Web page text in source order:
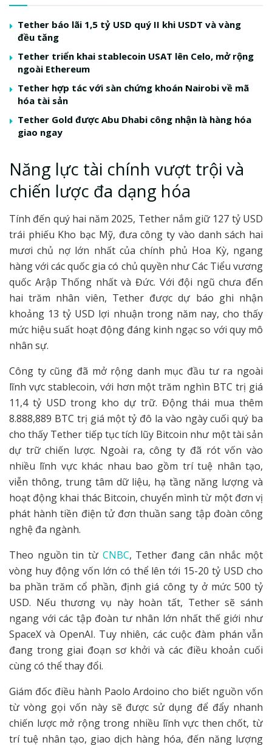
Tether báo lãi 1,5 tỷ USD quý II khi USDT và vàng
đều tăng
Tether triển khai stablecoin USAT lên Celo, mở rộng
ngoài Ethereum
Tether hợp tác với sàn chứng khoán Nairobi về mã
hóa tài sản
Tether Gold được Abu Dhabi công nhận là hàng hóa
giao ngay
Năng lực tài chính vượt trội và
chiến lược đa dạng hóa
Tính đến quý hai năm 2025, Tether nắm giữ 127 tỷ USD
trái phiếu Kho bạc Mỹ, đưa công ty vào danh sách hai
mươi chủ nợ lớn nhất của chính phủ Hoa Kỳ, ngang
hàng với các quốc gia có chủ quyền như Các Tiểu vương
quốc Arập Thống nhất và Đức. Với đội ngũ chưa đến
hai trăm nhân viên, Tether được dự báo ghi nhận
khoảng 13 tỷ USD lợi nhuận trong năm nay, cho thấy
mức hiệu suất hoạt động đáng kinh ngạc so với quy mô
nhân sự.
Công ty cũng đã mở rộng danh mục đầu tư ra ngoài
lĩnh vực stablecoin, với hơn một trăm nghìn BTC trị giá
11,4 tỷ USD trong kho dự trữ. Động thái mua thêm
8.888,889 BTC trị giá một tỷ đô la vào ngày cuối quý ba
cho thấy Tether tiếp tục tích lũy Bitcoin như một tài sản
dự trữ chiến lược. Ngoài ra, công ty đã rót vốn vào
nhiều lĩnh vực khác nhau bao gồm trí tuệ nhân tạo,
viễn thông, trung tâm dữ liệu, hạ tầng năng lượng và
hoạt động khai thác Bitcoin, chuyển mình từ một đơn vị
phát hành tiền điện tử đơn thuần sang tập đoàn công
nghệ đa ngành.
Theo nguồn tin từ CNBC, Tether đang cân nhắc một
vòng huy động vốn lớn có thể lên tới 15-20 tỷ USD cho
ba phần trăm cổ phần, định giá công ty ở mức 500 tỷ
USD. Nếu thương vụ này hoàn tất, Tether sẽ sánh
ngang với các tập đoàn tư nhân lớn nhất thế giới như
SpaceX và OpenAI. Tuy nhiên, các cuộc đàm phán vẫn
đang trong giai đoạn sơ khởi và các điều khoản cuối
cùng có thể thay đổi.
Giám đốc điều hành Paolo Ardoino cho biết nguồn vốn
từ vòng gọi vốn này sẽ được sử dụng để đẩy nhanh
chiến lược mở rộng trong nhiều lĩnh vực then chốt, từ
trí tuệ nhân tạo, giao dịch hàng hóa, đến năng lượng